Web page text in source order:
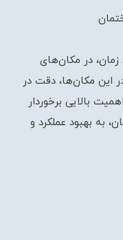
در مکان‌های
این مکان‌ها، دقت در
بالایی برخوردار
به بهبود عملکرد و